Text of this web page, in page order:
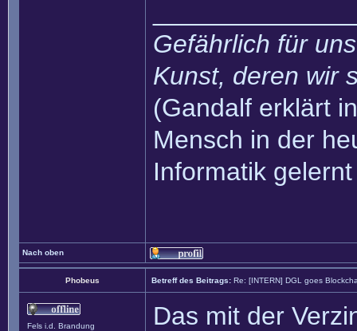
Gefährlich für
Kunst, deren wir
(Gandalf erklärt
Mensch in der
Informatik
Nach oben
Phobeus Betreff des Beitrags: Re: [INTERN] DGL goes
Fels i.d. Brandung
Das mit der